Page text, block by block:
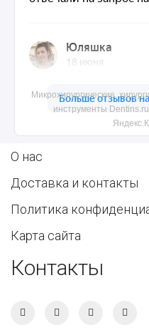
Микрохирургические,
инструменты
инструменты
Акции
О нас
Доставка и контакты
Политика
Карта сайта
Контакты